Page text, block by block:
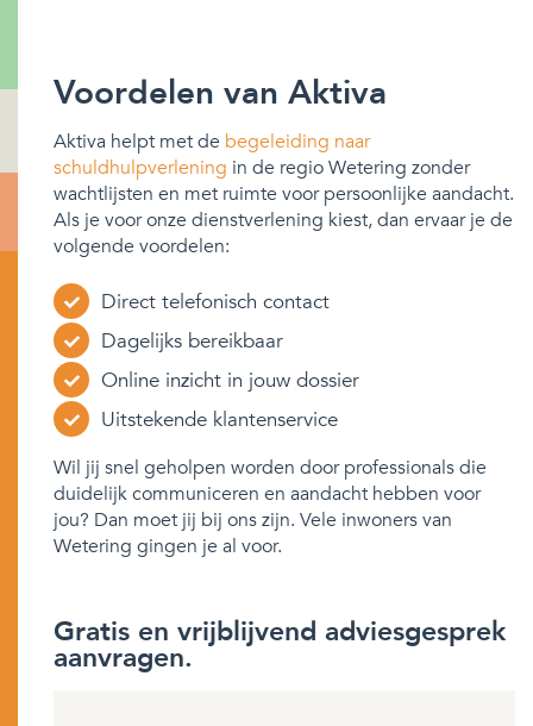
Voordelen van Aktiva
Aktiva helpt met de begeleiding naar
schuldhulpverlening in de regio Wetering zonder
wachtlijsten en met ruimte voor persoonlijke aandacht.
Als je voor onze dienstverlening kiest, dan ervaar je de
volgende voordelen:
Direct telefonisch contact
Dagelijks bereikbaar
Online inzicht in jouw dossier
Uitstekende klantenservice
Wil jij snel geholpen worden door professionals die
duidelijk communiceren en aandacht hebben voor
jou? Dan moet jij bij ons zijn. Vele inwoners van
Wetering gingen je al voor.
Gratis en vrijblijvend adviesgesprek
aanvragen.